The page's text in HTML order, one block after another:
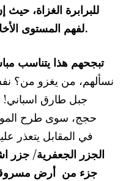
للبرابرة الغزاة،
لفهم المستوى الأخلاقي والفكري لهؤلاء البرلمانيين.
تبجحهم هذا يتناسب
نسألهم، من يغزو من؟
جبل طارق اسباني!
حجج، سوى طرح
في المقابل يتعذر
الجزر الجعفرية/ جزر
جزء من أرض